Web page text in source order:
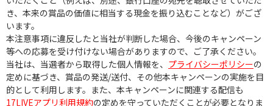
き、本来の賞品の価値に相当する現金を振り込むことなど）がござ
います。
本注意事項に違反したと当社が判断した場合、今後のキャンペーン
等への応募を受け付けない場合がありますので、ご了承ください。
当社は、当選者から取得した個人情報を、 プライバシーポリシーの
定めに基づき、賞品の発送/送付、その他本キャンペーンの実施を目
的として利用します。また、本キャンペーンに関連する配信も
17LIVEアプリ利用規約の定めを守っていただくことが必要となりま